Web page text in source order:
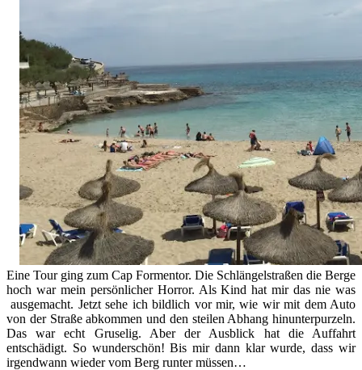
Eine Tour ging zum Cap Formentor. Die Schlängelstraßen die Berge
hoch war mein persönlicher Horror. Als Kind hat mir das nie was
ausgemacht. Jetzt sehe ich bildlich vor mir, wie wir mit dem Auto
von der Straße abkommen und den steilen Abhang hinunterpurzeln.
Das war echt Gruselig. Aber der Ausblick hat die Auffahrt
entschädigt. So wunderschön! Bis mir dann klar wurde, dass wir
irgendwann wieder vom Berg runter müssen…